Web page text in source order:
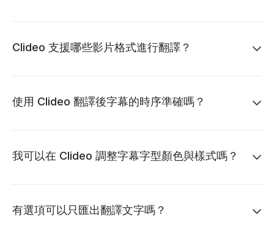
Clideo 支援哪些影片格式進行翻譯？
使用 Clideo 翻譯後字幕的時序準確嗎？
我可以在 Clideo 調整字幕字型顏色與樣式嗎？
有選項可以只匯出翻譯文字嗎？